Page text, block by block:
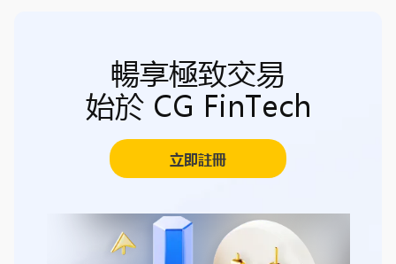
暢享極致交易
始於 CG FinTech
立即註冊